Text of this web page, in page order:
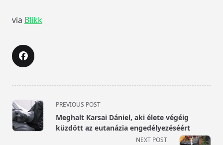
via Blikk
<span
class="nav-
subtitle
PREVIOUS POST
Meghalt Karsai Dániel, aki élete végéig
küzdött az eutanázia engedélyezéséért
NEXT POST